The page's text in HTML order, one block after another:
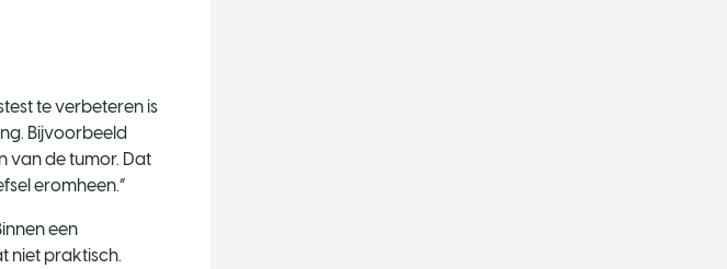
te verbeteren is
Bijvoorbeeld
van de tumor. Dat
eromheen.”
een
niet praktisch.